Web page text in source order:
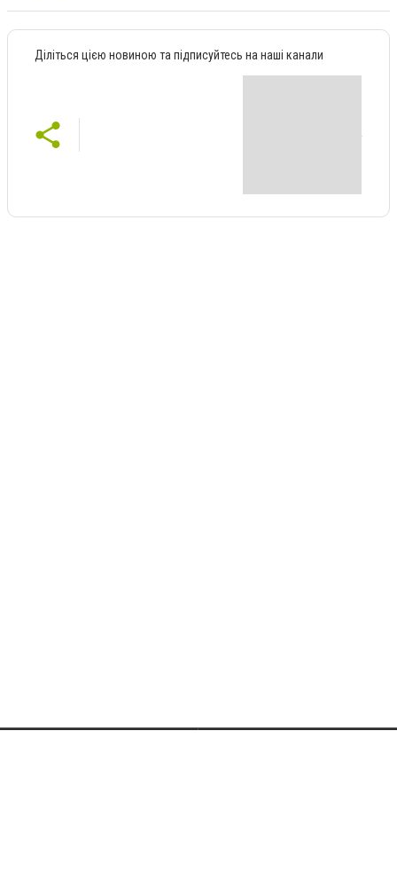
Діліться цією новиною та підписуйтесь на наші канали